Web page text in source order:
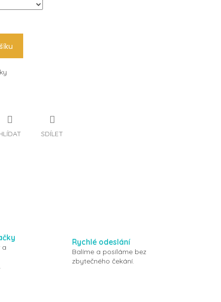
SDÍLET
a
Rychlé odeslání
Balíme a posíláme bez
zbytečného čekání.